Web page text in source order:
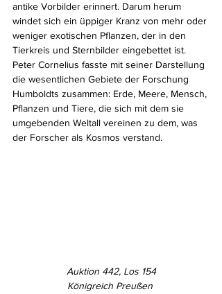
antike Vorbilder erinnert. Darum herum
windet sich ein üppiger Kranz von mehr oder
weniger exotischen Pflanzen, der in den
Tierkreis und Sternbilder eingebettet ist.
Peter Cornelius fasste mit seiner Darstellung
die wesentlichen Gebiete der Forschung
Humboldts zusammen: Erde, Meere, Mensch,
Pflanzen und Tiere, die sich mit dem sie
umgebenden Weltall vereinen zu dem, was
der Forscher als Kosmos verstand.
Auktion 442, Los 154
Königreich Preußen